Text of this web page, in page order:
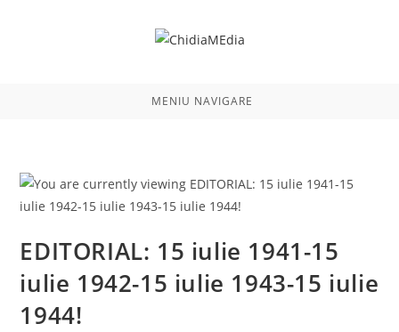
MENIU NAVIGARE
EDITORIAL: 15 iulie 1941-15
iulie 1942-15 iulie 1943-15 iulie
1944!